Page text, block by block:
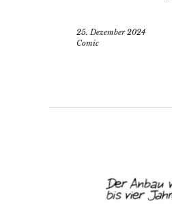
25. Dezember 2024
Comic